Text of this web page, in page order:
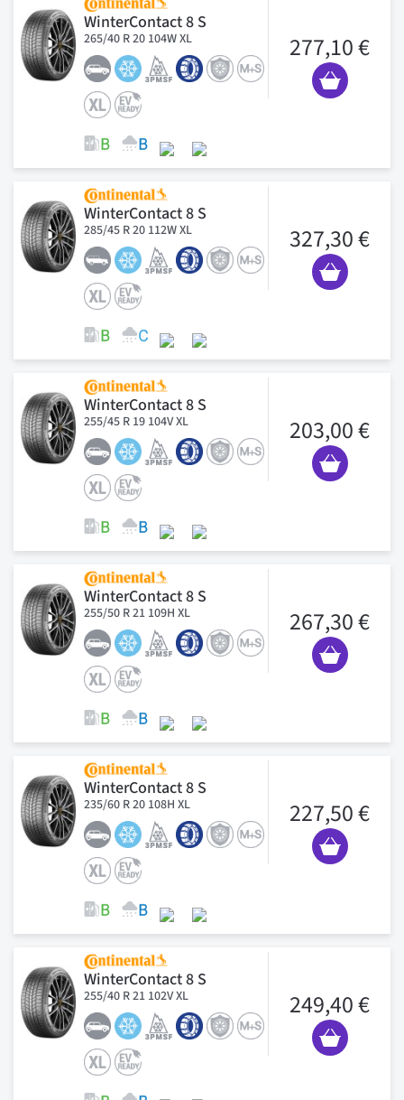
WinterContact 8 S
265/40 R 20 104W XL 277,10 €
WinterContact 8 S
285/45 R 20 112W XL 327,30 €
WinterContact 8 S
255/45 R 19 104V XL 203,00 €
WinterContact 8 S
255/50 R 21 109H XL 267,30 €
WinterContact 8 S
235/60 R 20 108H XL 227,50 €
WinterContact 8 S
255/40 R 21 102V XL 249,40 €